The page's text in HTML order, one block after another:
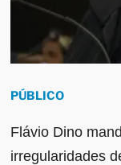
PÚBLICO
Flávio Dino
irregularidades